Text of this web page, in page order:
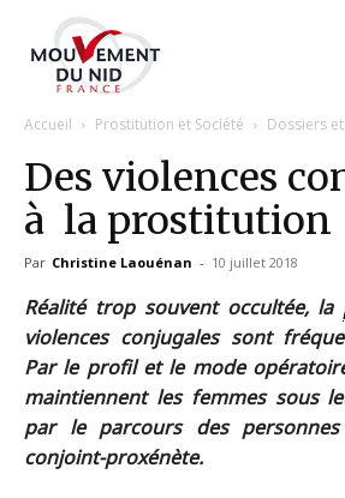
Accueil Prostitution et Société Dossiers
Des violences
à la prostitution
Par Christine Laouénan - 10 juillet 2018
Réalité trop souvent occultée, la
violences conjugales sont
Par le profil et le mode
maintiennent les femmes sous
par le parcours des
conjoint-proxénète.